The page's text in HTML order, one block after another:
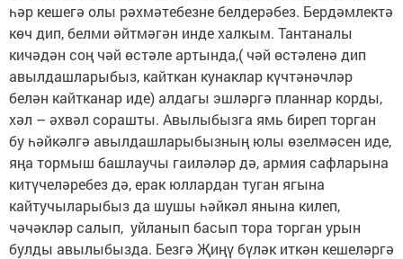
һәр кешегә олы рәхмәтебезне белдерәбез. Бердәмлектә
көч дип, белми әйтмәгән инде халкым. Тантаналы
кичәдән соң чәй өстәле артында,( чәй өстәленә дип
авылдашларыбыз, кайткан кунаклар күчтәнәчләр
белән кайтканар иде) алдагы эшләргә планнар корды,
хәл – әхвәл сорашты. Авылыбызга ямь биреп торган
бу һәйкәлгә авылдашларыбызның юлы өзелмәсен иде,
яңа тормыш башлаучы гаиләләр дә, армия сафларына
китүчеләребез дә, ерак юллардан туган ягына
кайтучыларыбыз да шушы һәйкәл янына килеп,
чәчәкләр салып, уйланып басып тора торган урын
булды авылыбызда. Безгә Җиңү бүләк иткән кешеләргә